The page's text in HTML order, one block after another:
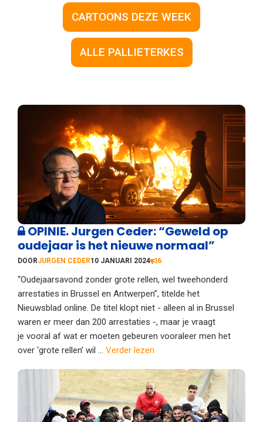
CARTOONS DEZE WEEK
ALLE PALLIETERKES
OPINIE. Jurgen Ceder: “Geweld op
oudejaar is het nieuwe normaal”
DOORJURGEN CEDER10 JANUARI 2024 6
“Oudejaarsavond zonder grote rellen, wel tweehonderd
arrestaties in Brussel en Antwerpen”, titelde het
Nieuwsblad online. De titel klopt niet - alleen al in Brussel
waren er meer dan 200 arrestaties -, maar je vraagt
je vooral af wat er moeten gebeuren vooraleer men het
over ‘grote rellen’ wil ... Verder lezen